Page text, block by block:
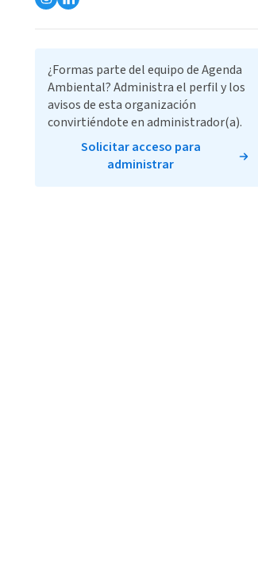
¿Formas parte del equipo de Agenda
Ambiental? Administra el perfil y los
avisos de esta organización
convirtiéndote en administrador(a).
Solicitar acceso para
administrar